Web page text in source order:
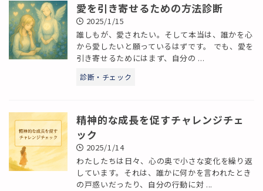
愛を引き寄せるための方法診断
2025/1/15
誰しもが、愛されたい。そして本当は、誰かを心
から愛したいと願っているはずです。 でも、愛を
引き寄せるためにはまず、自分の ...
診断・チェック
精神的な成長を促すチャレンジチェ
ック
2025/1/14
わたしたちは日々、心の奥で小さな変化を繰り返
しています。それは、誰かに何かを言われたとき
の戸惑いだったり、自分の行動に対 ...